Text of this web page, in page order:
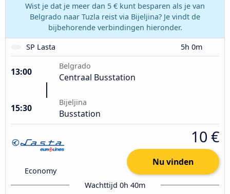
Wist je dat je meer dan 5 € kunt besparen als je van
Belgrado naar Tuzla reist via Bijeljina? Je vindt de
bijbehorende verbindingen hieronder.
SP Lasta
5h 0m
13:00
Belgrado
Centraal Busstation
15:30
Bijeljina
Busstation
Economy
10 €
Nu vinden
Wachttijd 0h 40m